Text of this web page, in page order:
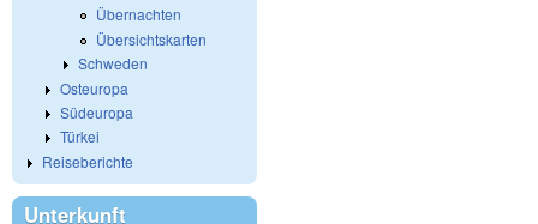
Übernachten
Übersichtskarten
Schweden
Osteuropa
Südeuropa
Türkei
Reiseberichte
Unterkunft